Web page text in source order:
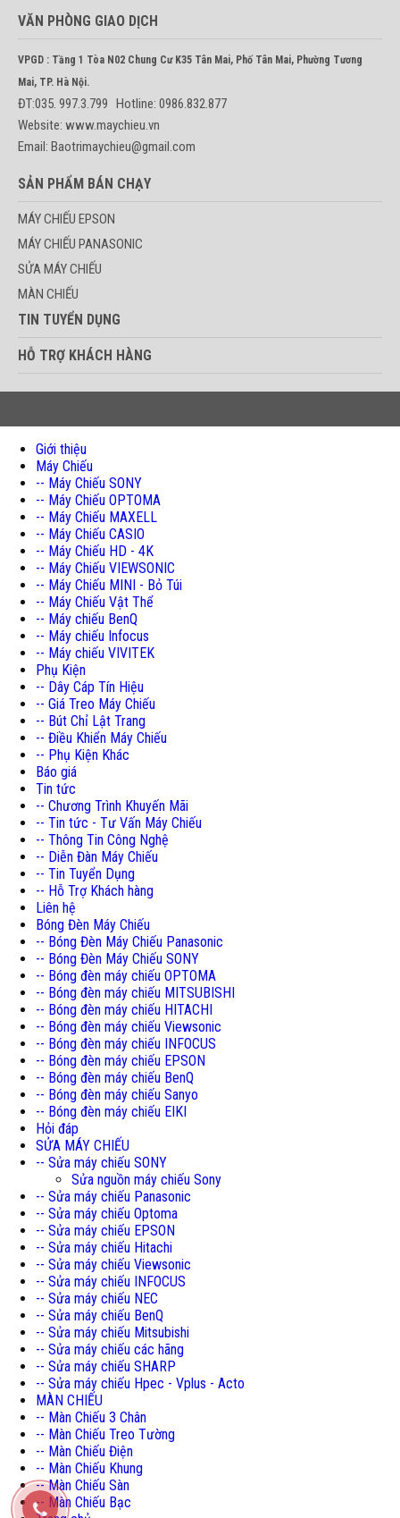
VĂN PHÒNG GIAO DỊCH
VPGD : Tầng 1 Tòa N02 Chung Cư K35 Tân Mai, Phố Tân Mai, Phường Tương
Mai, TP. Hà Nội.
ĐT:035. 997.3.799 Hotline: 0986.832.877
Website: www.maychieu.vn
Email: Baotrimaychieu@gmail.com
SẢN PHẨM BÁN CHẠY
MÁY CHIẾU EPSON
MÁY CHIẾU PANASONIC
SỬA MÁY CHIẾU
MÀN CHIẾU
TIN TUYỂN DỤNG
HỖ TRỢ KHÁCH HÀNG
Giới thiệu
Máy Chiếu
-- Máy Chiếu SONY
-- Máy Chiếu OPTOMA
-- Máy Chiếu MAXELL
-- Máy Chiếu CASIO
-- Máy Chiếu HD - 4K
-- Máy Chiếu VIEWSONIC
-- Máy Chiếu MINI - Bỏ Túi
-- Máy Chiếu Vật Thể
-- Máy chiếu BenQ
-- Máy chiếu Infocus
-- Máy chiếu VIVITEK
Phụ Kiện
-- Dây Cáp Tín Hiệu
-- Giá Treo Máy Chiếu
-- Bút Chỉ Lật Trang
-- Điều Khiển Máy Chiếu
-- Phụ Kiện Khác
Báo giá
Tin tức
-- Chương Trình Khuyến Mãi
-- Tin tức - Tư Vấn Máy Chiếu
-- Thông Tin Công Nghệ
-- Diễn Đàn Máy Chiếu
-- Tin Tuyển Dụng
-- Hỗ Trợ Khách hàng
Liên hệ
Bóng Đèn Máy Chiếu
-- Bóng Đèn Máy Chiếu Panasonic
-- Bóng Đèn Máy Chiếu SONY
-- Bóng đèn máy chiếu OPTOMA
-- Bóng đèn máy chiếu MITSUBISHI
-- Bóng đèn máy chiếu HITACHI
-- Bóng đèn máy chiếu Viewsonic
-- Bóng đèn máy chiếu INFOCUS
-- Bóng đèn máy chiếu EPSON
-- Bóng đèn máy chiếu BenQ
-- Bóng đèn máy chiếu Sanyo
-- Bóng đèn máy chiếu EIKI
Hỏi đáp
SỬA MÁY CHIẾU
-- Sửa máy chiếu SONY
Sửa nguồn máy chiếu Sony
-- Sửa máy chiếu Panasonic
-- Sửa máy chiếu Optoma
-- Sửa máy chiếu EPSON
-- Sửa máy chiếu Hitachi
-- Sửa máy chiếu Viewsonic
-- Sửa máy chiếu INFOCUS
-- Sửa máy chiếu NEC
-- Sửa máy chiếu BenQ
-- Sửa máy chiếu Mitsubishi
-- Sửa máy chiếu các hãng
-- Sửa máy chiếu SHARP
-- Sửa máy chiếu Hpec - Vplus - Acto
MÀN CHIẾU
-- Màn Chiếu 3 Chân
-- Màn Chiếu Treo Tường
-- Màn Chiếu Điện
-- Màn Chiếu Khung
-- Màn Chiếu Sàn
-- Màn Chiếu Bạc